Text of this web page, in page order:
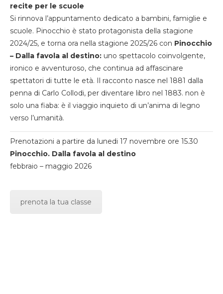
recite per le scuole
Si rinnova l’appuntamento dedicato a bambini, famiglie e
scuole. Pinocchio è stato protagonista della stagione
2024/25, e torna ora nella stagione 2025/26 con Pinocchio
– Dalla favola al destino: uno spettacolo coinvolgente,
ironico e avventuroso, che continua ad affascinare
spettatori di tutte le età. Il racconto nasce nel 1881 dalla
penna di Carlo Collodi, per diventare libro nel 1883. non è
solo una fiaba: è il viaggio inquieto di un’anima di legno
verso l’umanità.
Prenotazioni a partire da lunedi 17 novembre ore 15.30
Pinocchio. Dalla favola al destino
febbraio – maggio 2026
prenota la tua classe